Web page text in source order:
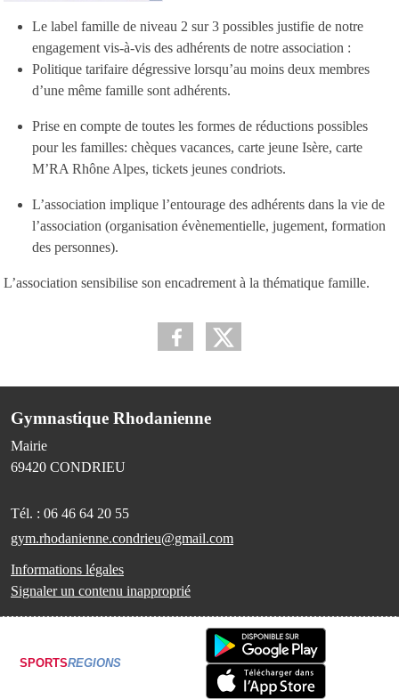
Le label famille de niveau 2 sur 3 possibles justifie de notre
engagement vis-à-vis des adhérents de notre association :
Politique tarifaire dégressive lorsqu’au moins deux membres
d’une même famille sont adhérents.
Prise en compte de toutes les formes de réductions possibles
pour les familles: chèques vacances, carte jeune Isère, carte
M’RA Rhône Alpes, tickets jeunes condriots.
L’association implique l’entourage des adhérents dans la vie de
l’association (organisation évènementielle, jugement, formation
des personnes).
L’association sensibilise son encadrement à la thématique famille.
Gymnastique Rhodanienne
Mairie
69420 CONDRIEU
Tél. : 06 46 64 20 55
gym.rhodanienne.condrieu@gmail.com
Informations légales
Signaler un contenu inapproprié
SPORTSREGIONS